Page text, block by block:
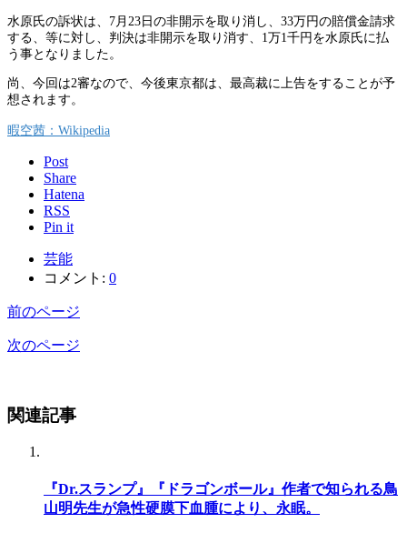
水原氏の訴状は、7月23日の非開示を取り消し、33万円の賠償金請求
する、等に対し、判決は非開示を取り消す、1万1千円を水原氏に払
う事となりました。
尚、今回は2審なので、今後東京都は、最高裁に上告をすることが予
想されます。
暇空茜：Wikipedia
Post
Share
Hatena
RSS
Pin it
芸能
コメント: 0
前のページ
次のページ
関連記事
『Dr.スランプ』『ドラゴンボール』作者で知られる鳥
山明先生が急性硬膜下血腫により、永眠。